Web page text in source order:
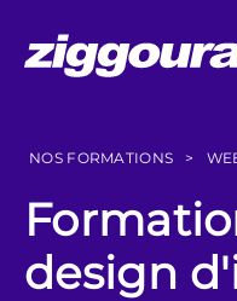
NOS FORMATIONS >
design